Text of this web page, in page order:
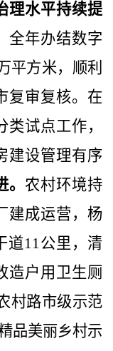
理水平持续提
全年办结数字
平方米，顺利
复审复核。在
试点工作，
建设管理有序
农村环境持
建成运营，杨
道11公里，清
造户用卫生厕
村路市级示范
品美丽乡村示